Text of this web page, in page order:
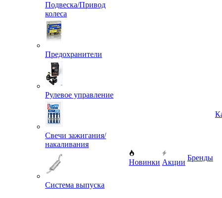
Подвеска/Привод
колеса
Предохранители
Рулевое управление
Свечи зажигания/
накаливания
Система выпуска
Новинки Акции
Бренды